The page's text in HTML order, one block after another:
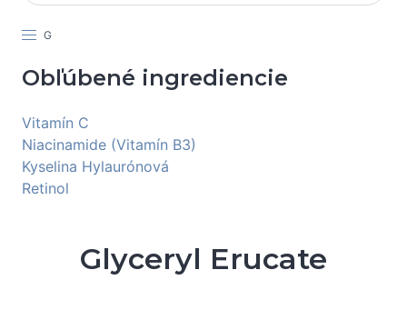
G
Obľúbené ingrediencie
Vitamín C
Niacinamide (Vitamín B3)
Kyselina Hylaurónová
Retinol
Glyceryl Erucate